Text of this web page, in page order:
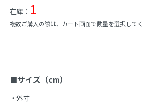
在庫： 1
複数ご購入の際は、カート画面で数量を選択してく
商品説明
■サイズ（cm）
・外寸